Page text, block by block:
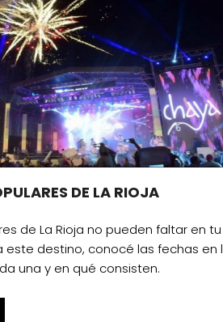
DE LA RIOJA
de La Rioja no pueden faltar en tu
este destino, conocé las fechas en
una y en qué consisten.